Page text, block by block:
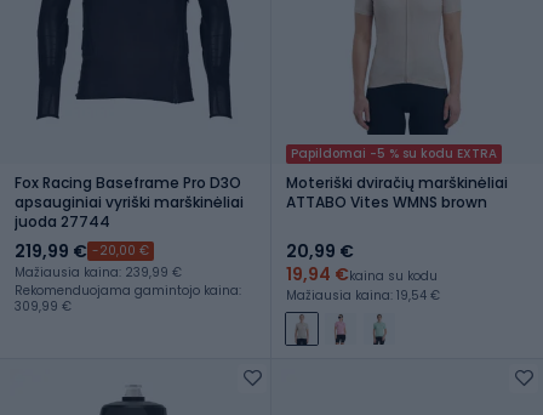
Fox Racing Baseframe Pro D3O
apsauginiai vyriški marškinėliai
juoda 27744
219,99 € -20,00 €
Mažiausia kaina: 239,99 €
Rekomenduojama gamintojo kaina:
309,99 €
Papildomai -5 % su kodu EXTRA
Moteriški dviračių marškinėliai
ATTABO Vites WMNS brown
20,99 €
19,94 €kaina su kodu
Mažiausia kaina: 19,54 €